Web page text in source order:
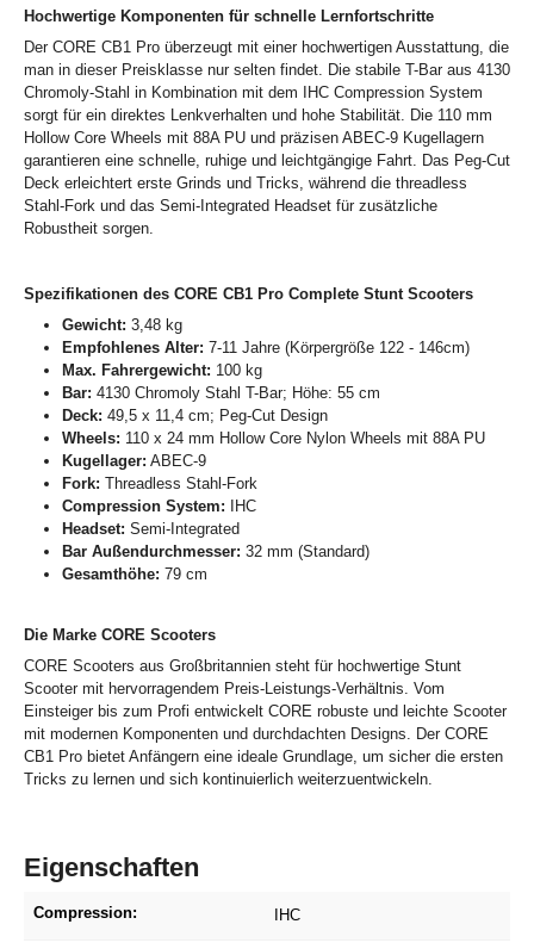
Hochwertige Komponenten für schnelle Lernfortschritte
Der CORE CB1 Pro überzeugt mit einer hochwertigen Ausstattung, die
man in dieser Preisklasse nur selten findet. Die stabile T-Bar aus 4130
Chromoly-Stahl in Kombination mit dem IHC Compression System
sorgt für ein direktes Lenkverhalten und hohe Stabilität. Die 110 mm
Hollow Core Wheels mit 88A PU und präzisen ABEC-9 Kugellagern
garantieren eine schnelle, ruhige und leichtgängige Fahrt. Das Peg-Cut
Deck erleichtert erste Grinds und Tricks, während die threadless
Stahl-Fork und das Semi-Integrated Headset für zusätzliche
Robustheit sorgen.
Spezifikationen des CORE CB1 Pro Complete Stunt Scooters
Gewicht: 3,48 kg
Empfohlenes Alter: 7-11 Jahre (Körpergröße 122 - 146cm)
Max. Fahrergewicht: 100 kg
Bar: 4130 Chromoly Stahl T-Bar; Höhe: 55 cm
Deck: 49,5 x 11,4 cm; Peg-Cut Design
Wheels: 110 x 24 mm Hollow Core Nylon Wheels mit 88A PU
Kugellager: ABEC-9
Fork: Threadless Stahl-Fork
Compression System: IHC
Headset: Semi-Integrated
Bar Außendurchmesser: 32 mm (Standard)
Gesamthöhe: 79 cm
Die Marke CORE Scooters
CORE Scooters aus Großbritannien steht für hochwertige Stunt
Scooter mit hervorragendem Preis-Leistungs-Verhältnis. Vom
Einsteiger bis zum Profi entwickelt CORE robuste und leichte Scooter
mit modernen Komponenten und durchdachten Designs. Der CORE
CB1 Pro bietet Anfängern eine ideale Grundlage, um sicher die ersten
Tricks zu lernen und sich kontinuierlich weiterzuentwickeln.
Eigenschaften
Compression: IHC